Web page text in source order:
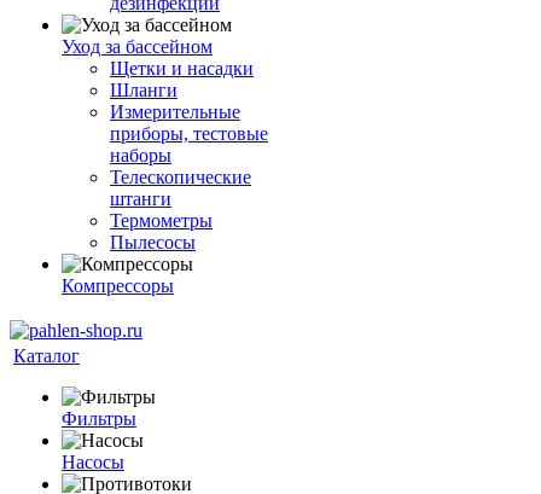
Уход за бассейном
Щетки и насадки
Шланги
Измерительные
приборы, тестовые
наборы
Телескопические
штанги
Термометры
Пылесосы
Компрессоры
Каталог
Фильтры
Насосы